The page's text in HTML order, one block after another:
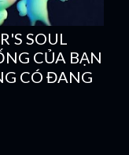
SOUL
CỦA BẠN
CÓ ĐANG